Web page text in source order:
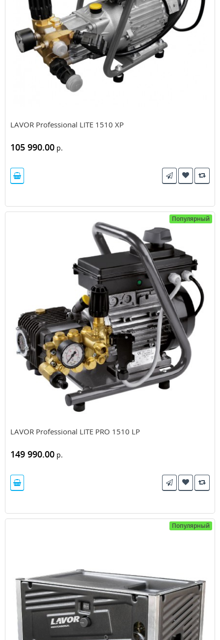
LAVOR Professional LITE 1510 XP
105 990.00 р.
Популярный
LAVOR Professional LITE PRO 1510 LP
149 990.00 р.
Популярный